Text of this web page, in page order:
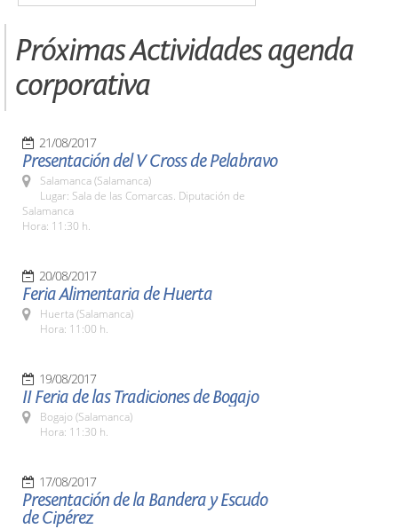
Próximas Actividades agenda
corporativa
21/08/2017
Presentación del V Cross de Pelabravo
Salamanca (Salamanca)
Lugar: Sala de las Comarcas. Diputación de
Salamanca
Hora: 11:30 h.
20/08/2017
Feria Alimentaria de Huerta
Huerta (Salamanca)
Hora: 11:00 h.
19/08/2017
II Feria de las Tradiciones de Bogajo
Bogajo (Salamanca)
Hora: 11:30 h.
17/08/2017
Presentación de la Bandera y Escudo
de Cipérez